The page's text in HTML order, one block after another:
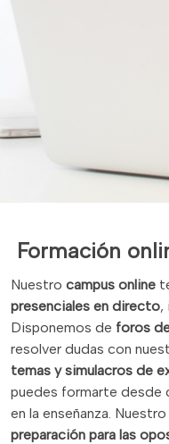
Formación
Nuestro campus online
presenciales en directo,
Disponemos de foros
resolver dudas con
temas y simulacros de
puedes formarte desde
en la enseñanza.
preparación para las